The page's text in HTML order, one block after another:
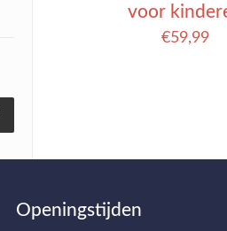
voor
€59,99
Openingstijden